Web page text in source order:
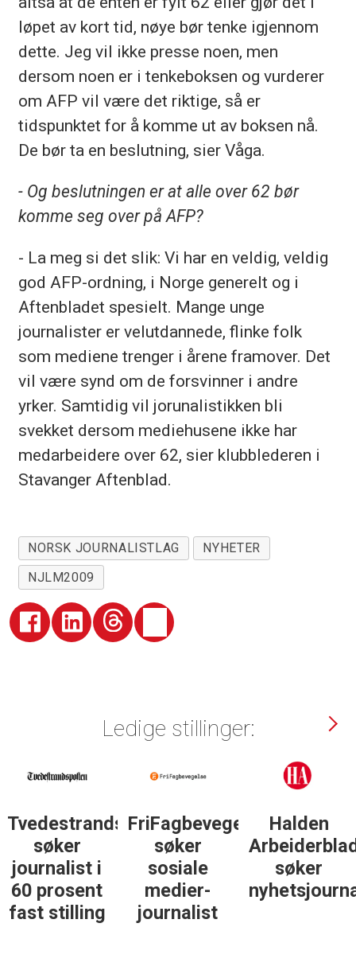
løpet av kort tid, nøye bør tenke igjennom
dette. Jeg vil ikke presse noen, men
dersom noen er i tenkeboksen og vurderer
om AFP vil være det riktige, så er
tidspunktet for å komme ut av boksen nå.
De bør ta en beslutning, sier Våga.
- Og beslutningen er at alle over 62 bør
komme seg over på AFP?
- La meg si det slik: Vi har en veldig, veldig
god AFP-ordning, i Norge generelt og i
Aftenbladet spesielt. Mange unge
journalister er velutdannede, flinke folk
som mediene trenger i årene framover. Det
vil være synd om de forsvinner i andre
yrker. Samtidig vil jorunalistikken bli
svekket dersom mediehusene ikke har
medarbeidere over 62, sier klubblederen i
Stavanger Aftenblad.
NORSK JOURNALISTLAG
NYHETER
NJLM2009
Ledige stillinger:
Tvedestrandsposten
søker
journalist i
60 prosent
fast stilling
FriFagbevegelse
søker
sosiale
medier-
journalist
Halden
søker